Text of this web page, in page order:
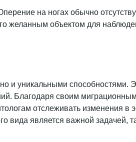
на ногах обычно
желанным объектом для
и уникальными способностями.
Благодаря своим
отслеживать изменения в
вида является важной задачей,